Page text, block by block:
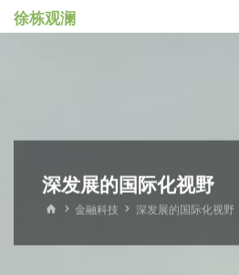
徐栋观澜
深发展的国际化视野
金融科技 深发展的国际化视野